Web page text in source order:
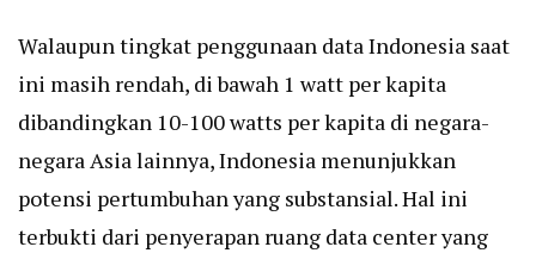
Walaupun tingkat penggunaan data Indonesia saat
ini masih rendah, di bawah 1 watt per kapita
dibandingkan 10-100 watts per kapita di negara-
negara Asia lainnya, Indonesia menunjukkan
potensi pertumbuhan yang substansial. Hal ini
terbukti dari penyerapan ruang data center yang